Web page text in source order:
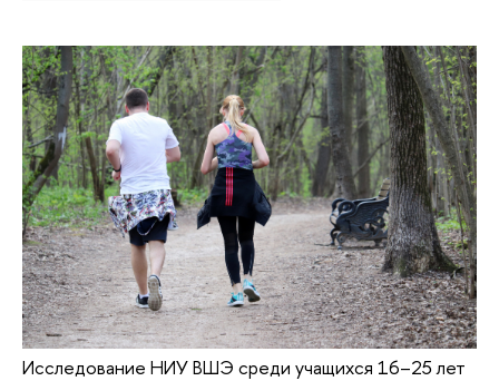
Исследование НИУ ВШЭ среди учащихся 16–25 лет